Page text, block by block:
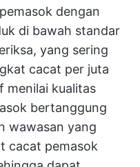
dengan
di bawah standar
yang sering
cacat per juta
menilai kualitas
bertanggung
wawasan yang
cacat pemasok